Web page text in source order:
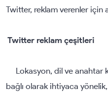
Twitter, reklam verenler için
Twitter reklam çeşitleri
Lokasyon, dil ve anahtar
bağlı olarak ihtiyaca